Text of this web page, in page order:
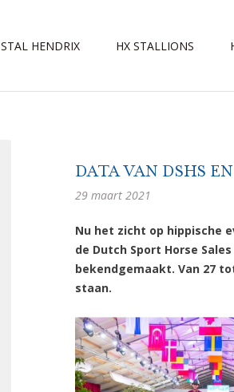
STAL HENDRIX HX STALLIONS
DATA VAN DSHS
29 maart 2021
Nu het zicht op hippische
de Dutch Sport Horse
bekendgemaakt. Van 27
staan.